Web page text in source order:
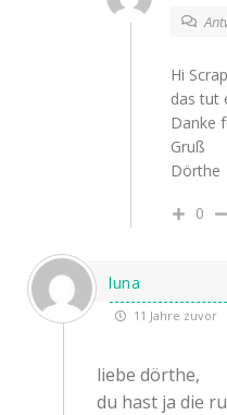
Hi
das tut
Danke
Gruß
Dörthe
0
luna
11 Jahre zuvor
liebe dörthe,
du hast ja die